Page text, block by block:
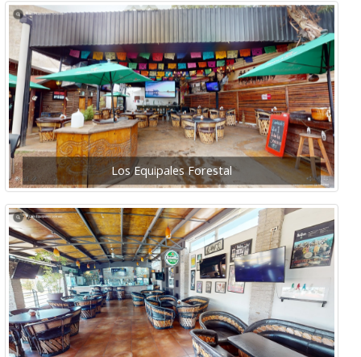
Los Equipales Forestal